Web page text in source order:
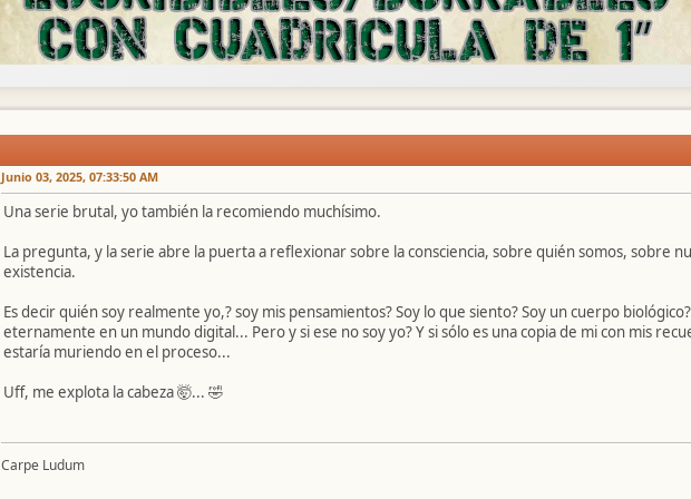
Junio 03, 2025, 07:33:50 AM
Una serie brutal, yo también la recomiendo muchísimo.
La pregunta, y la serie abre la puerta a reflexionar sobre la consciencia, sobre quién somos, sobre
existencia.
Es decir quién soy realmente yo,? soy mis pensamientos? Soy lo que siento? Soy un cuerpo
eternamente en un mundo digital... Pero y si ese no soy yo? Y si sólo es una copia de mi con mis
estaría muriendo en el proceso...
Uff, me explota la cabeza 🤯... 🤣
Carpe Ludum